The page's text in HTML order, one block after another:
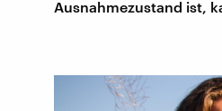
Ausnahmezustand ist,